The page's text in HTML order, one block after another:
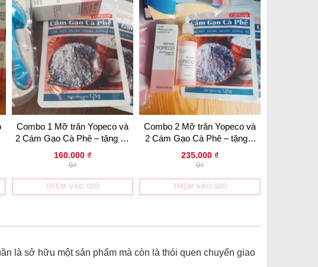
Combo 1 Mỡ trăn Yopeco và
2 Cám Gạo Cà Phê – tặng bộ
dụng cụ trộn
160.000 ₫
0₫
THÊM VÀO GIỎ
Combo 2 Mỡ trăn Yopeco và
2 Cám Gạo Cà Phê – tặng 1
băng đô tai mèo và 1 bộ dụng
cụ trộn
235.000 ₫
0₫
THÊM VÀO GIỎ
là sở hữu một sản phẩm mà còn là thói quen chuyển giao